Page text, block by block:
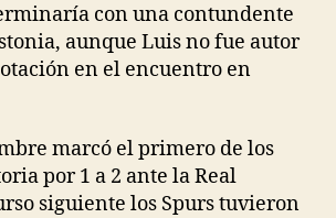
con una contundente
aunque Luis no fue autor
en el encuentro en
marcó el primero de los
por 1 a 2 ante la Real
siguiente los Spurs tuvieron